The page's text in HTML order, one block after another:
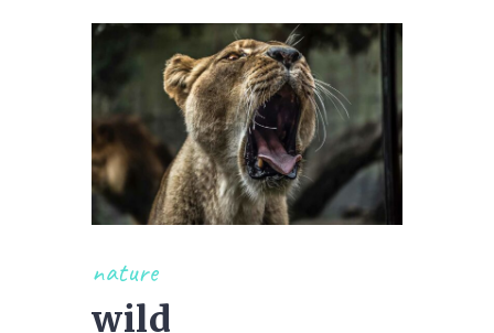
nature
wild